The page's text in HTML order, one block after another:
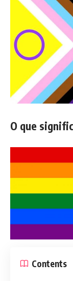
O que
Contents